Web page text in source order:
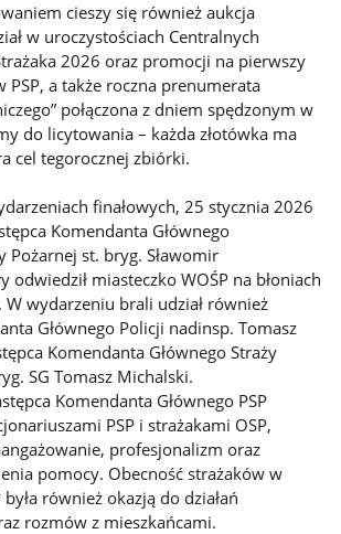
cieszy się również aukcja
w uroczystościach Centralnych
2026 oraz promocji na pierwszy
PSP, a także roczna prenumerata
połączona z dniem spędzonym w
do licytowania – każda złotówka ma
cel tegorocznej zbiórki.
finałowych, 25 stycznia 2026
Komendanta Głównego
Pożarnej st. bryg. Sławomir
odwiedził miasteczko WOŚP na błoniach
W wydarzeniu brali udział również
Głównego Policji nadinsp. Tomasz
Komendanta Głównego Straży
SG Tomasz Michalski.
Komendanta Głównego PSP
PSP i strażakami OSP,
profesjonalizm oraz
pomocy. Obecność strażaków w
również okazją do działań
rozmów z mieszkańcami.